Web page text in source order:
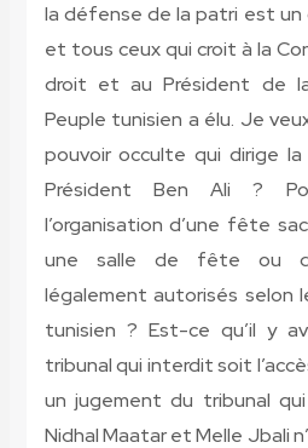
la défense de la patri est un
et tous ceux qui croit à la
droit et au Président de
Peuple tunisien a élu. Je
pouvoir occulte qui dirige
Président Ben Ali ?
l’organisation d’une fête
une salle de fête ou
légalement autorisés selon
tunisien ? Est-ce qu’il y
tribunal qui interdit soit
un jugement du tribunal
Nidhal Maatar et Melle Jbali